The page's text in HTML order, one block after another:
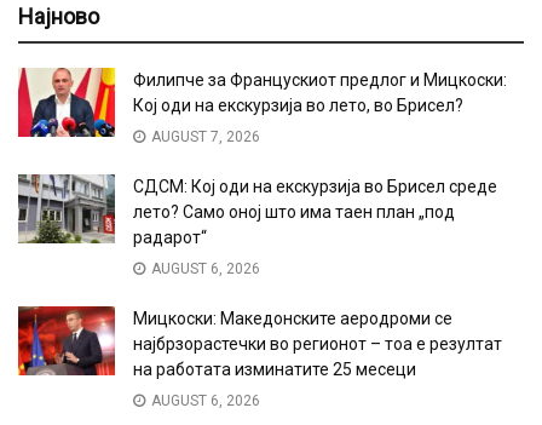
Најново
Филипче за Францускиот предлог и Мицкоски:
Кој оди на екскурзија во лето, во Брисел?
AUGUST 7, 2026
СДСМ: Кој оди на екскурзија во Брисел среде
лето? Само оној што има таен план „под
радарот“
AUGUST 6, 2026
Мицкоски: Македонските аеродроми се
најбрзорастечки во регионот – тоа е резултат
на работата изминатите 25 месеци
AUGUST 6, 2026